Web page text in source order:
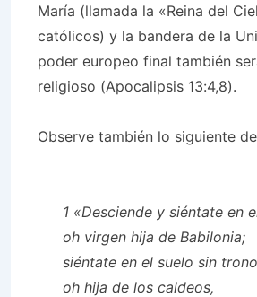
María (llamada la «Reina del
católicos) y la bandera de la
poder europeo final también
religioso (Apocalipsis 13:4,8).
Observe también lo siguiente
1 «Desciende y siéntate en
oh virgen hija de Babilonia;
siéntate en el suelo sin
oh hija de los caldeos,